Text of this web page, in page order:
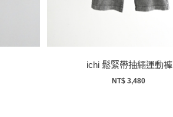
ichi 鬆緊帶抽繩運動褲
NT$ 3,480